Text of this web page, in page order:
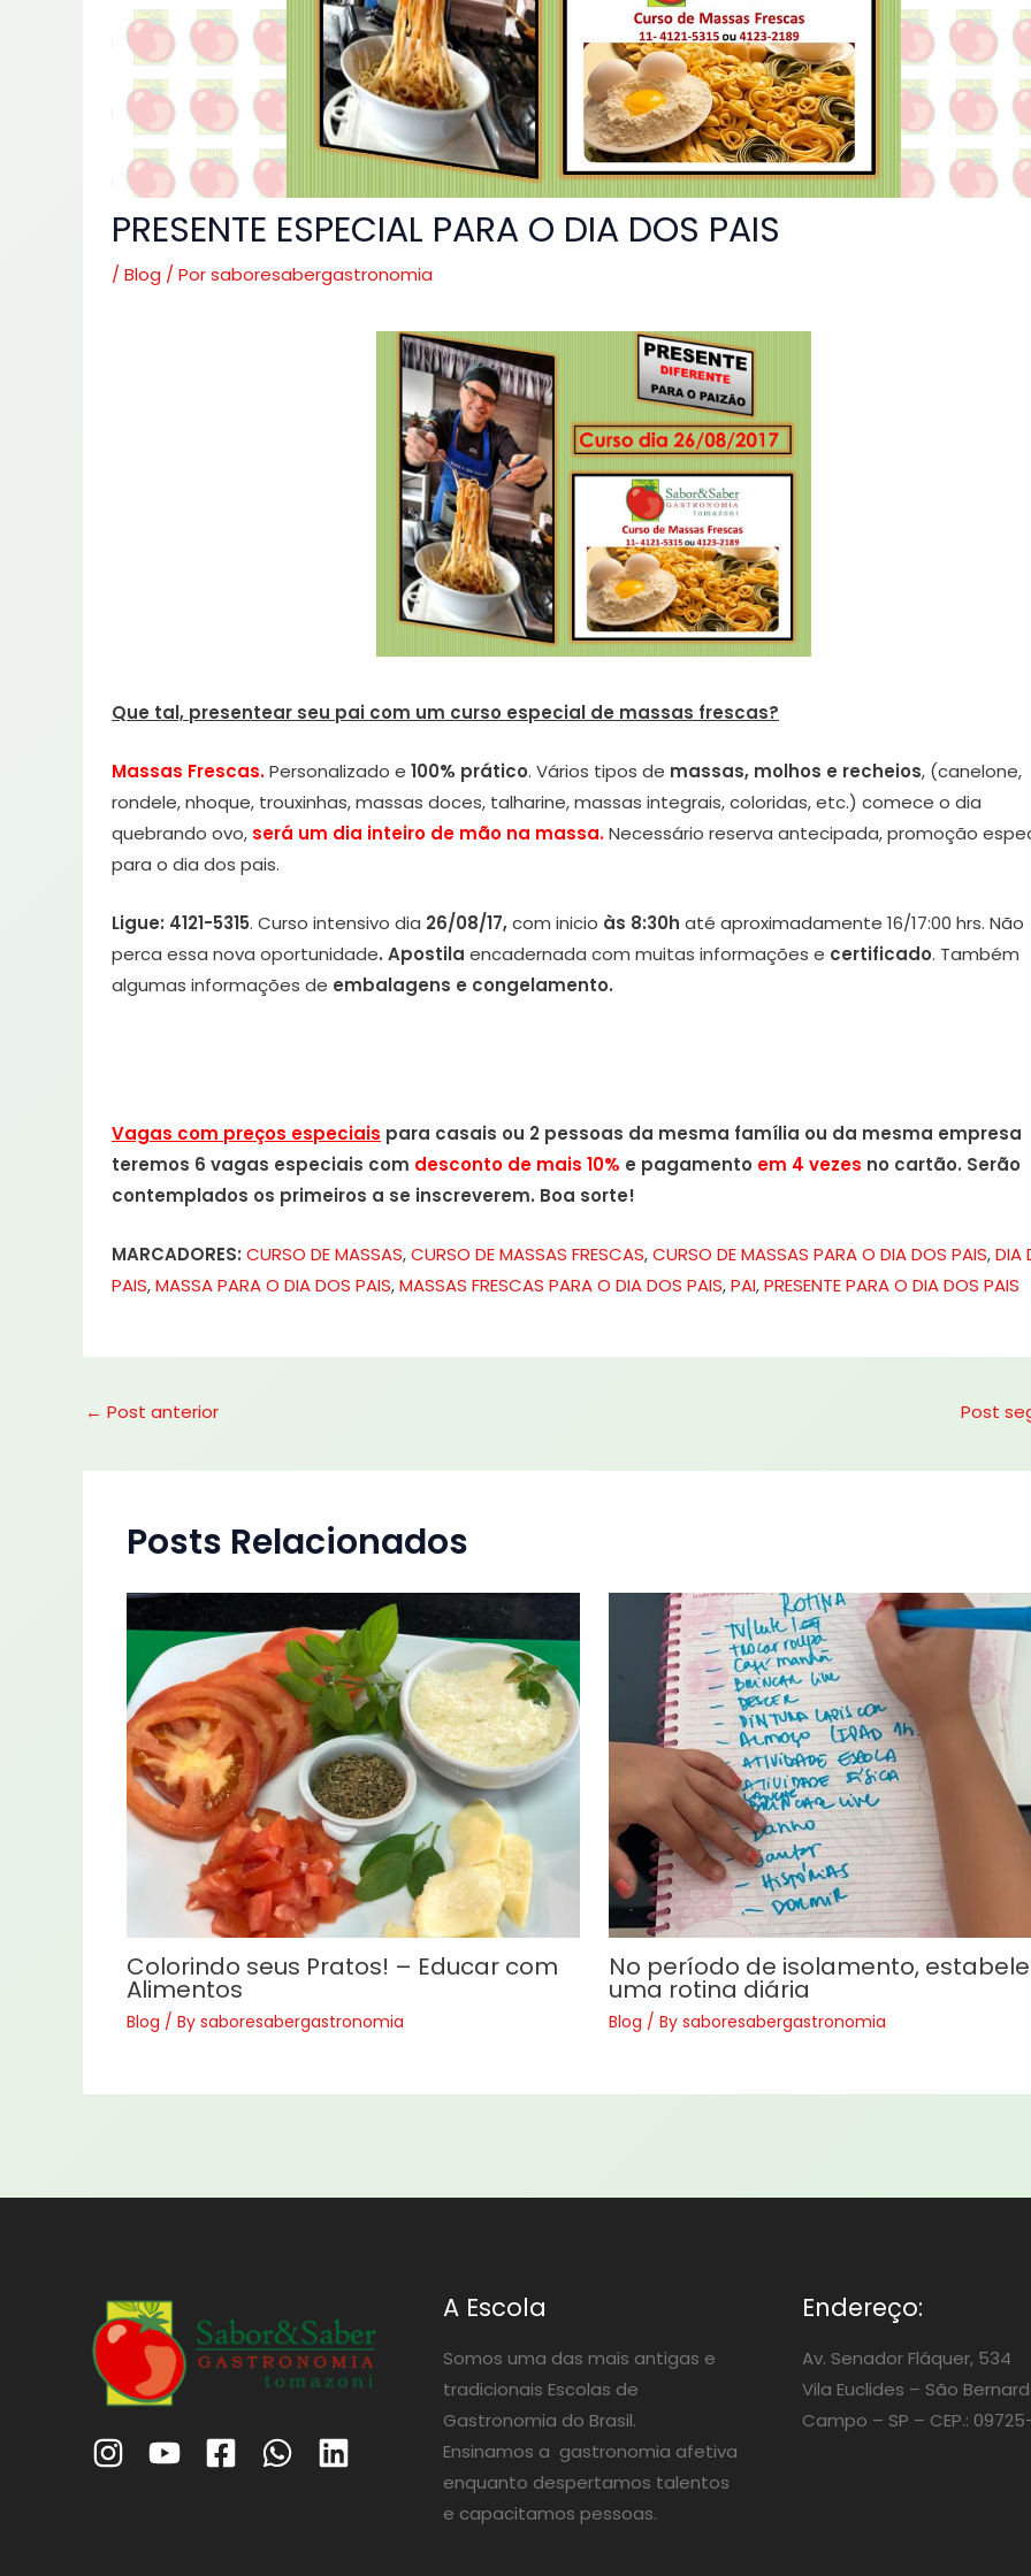
PRESENTE ESPECIAL PARA O DIA DOS PAIS
/ Blog / Porsaboresabergastronomia
Que tal, presentear seu pai com um curso especial de massas frescas?
Massas Frescas.Personalizado e 100% prático. Vários tipos de massas, molhos e recheios, (canelone,
rondele, nhoque, trouxinhas, massas doces, talharine, massas integrais, coloridas, etc.) comece o dia
quebrando ovo, será um dia inteiro de mão na massa.Necessário reserva antecipada, promoção
para o dia dos pais.
Ligue: 4121-5315. Curso intensivo dia 26/08/17,com inicio às 8:30h até aproximadamente 16/17:00 hrs. Não
perca essa nova oportunidade. Apostila encadernada com muitas informações e certificado. Também
algumas informações de embalagens e congelamento.
Vagas com preços especiais para casais ou 2 pessoas da mesma família ou da mesma empresa
teremos 6 vagas especiais com desconto de mais 10% e pagamento em 4 vezes no cartão. Serão
contemplados os primeiros a se inscreverem. Boa sorte!
MARCADORES: CURSO DE MASSAS,CURSO DE MASSAS FRESCAS,CURSO DE MASSAS PARA O DIA DOS PAIS,DIA
PAIS,MASSA PARA O DIA DOS PAIS,MASSAS FRESCAS PARA O DIA DOS PAIS,PAI,PRESENTE PARA O DIA DOS PAIS
← Post anterior Post
Posts Relacionados
Colorindo seus Pratos! – Educar com
Alimentos
Blog / By saboresabergastronomia
No período de isolamento,
uma rotina diária
Blog / By saboresabergastronomia
A Escola
Somos uma das mais antigas e
tradicionais Escolas de
Gastronomia do Brasil.
Ensinamos a gastronomia afetiva
enquanto despertamos talentos
e capacitamos pessoas.
Endereço:
Av. Senador Fláquer, 534
Vila Euclides – São
Campo – SP – CEP.: